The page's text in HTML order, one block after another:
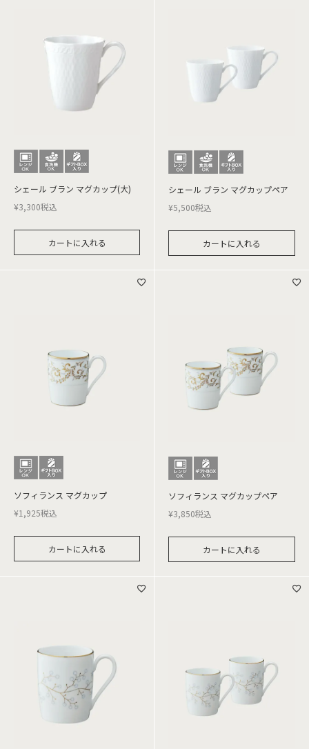
シェール ブラン マグカップ(大)
¥3,300税込
カートに入れる
シェール ブラン マグカップペア
¥5,500税込
カートに入れる
ソフィランス マグカップ
¥1,925税込
カートに入れる
ソフィランス マグカップペア
¥3,850税込
カートに入れる